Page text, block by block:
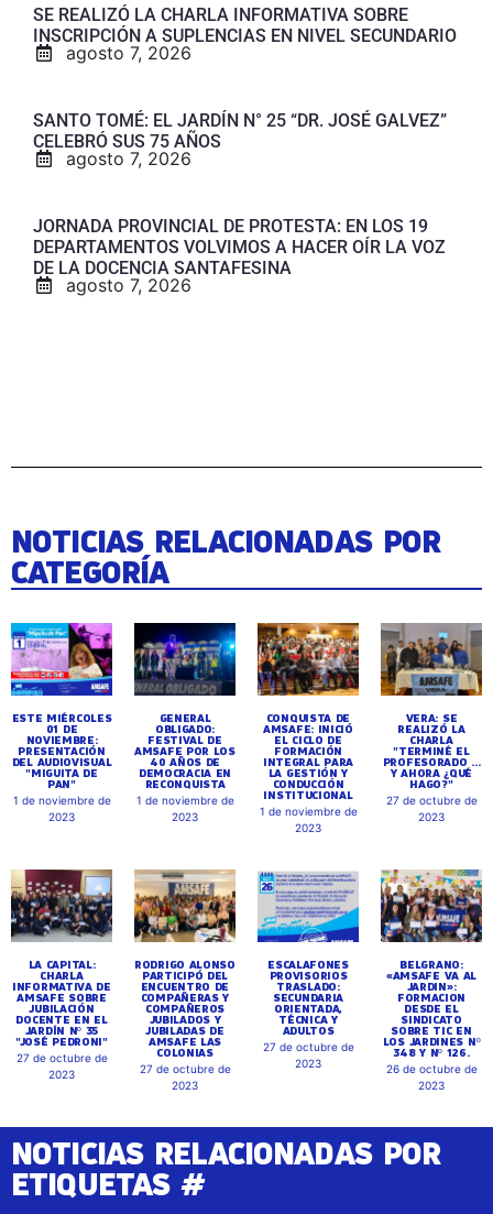
SE REALIZÓ LA CHARLA INFORMATIVA SOBRE
INSCRIPCIÓN A SUPLENCIAS EN NIVEL SECUNDARIO
agosto 7, 2026
SANTO TOMÉ: EL JARDÍN N° 25 “DR. JOSÉ GALVEZ”
CELEBRÓ SUS 75 AÑOS
agosto 7, 2026
JORNADA PROVINCIAL DE PROTESTA: EN LOS 19
DEPARTAMENTOS VOLVIMOS A HACER OÍR LA VOZ
DE LA DOCENCIA SANTAFESINA
agosto 7, 2026
NOTICIAS RELACIONADAS POR
CATEGORÍA
ESTE MIÉRCOLES
01 DE
NOVIEMBRE:
PRESENTACIÓN
DEL AUDIOVISUAL
"MIGUITA DE
PAN"
1 de noviembre de
2023
GENERAL
OBLIGADO:
FESTIVAL DE
AMSAFE POR LOS
40 AÑOS DE
DEMOCRACIA EN
RECONQUISTA
1 de noviembre de
2023
CONQUISTA DE
AMSAFE: INICIÓ
EL CICLO DE
FORMACIÓN
INTEGRAL PARA
LA GESTIÓN Y
CONDUCCIÓN
INSTITUCIONAL
1 de noviembre de
2023
VERA: SE
REALIZÓ LA
CHARLA
"TERMINÉ EL
PROFESORADO ...
Y AHORA ¿QUÉ
HAGO?"
27 de octubre de
2023
LA CAPITAL:
CHARLA
INFORMATIVA DE
AMSAFE SOBRE
JUBILACIÓN
DOCENTE EN EL
JARDÍN Nº 35
"JOSÉ PEDRONI"
27 de octubre de
2023
RODRIGO ALONSO
PARTICIPÓ DEL
ENCUENTRO DE
COMPAÑERAS Y
COMPAÑEROS
JUBILADOS Y
JUBILADAS DE
AMSAFE LAS
COLONIAS
27 de octubre de
2023
ESCALAFONES
PROVISORIOS
TRASLADO:
SECUNDARIA
ORIENTADA,
TÉCNICA Y
ADULTOS
27 de octubre de
2023
BELGRANO:
«AMSAFE VA AL
JARDIN»:
FORMACION
DESDE EL
SINDICATO
SOBRE TIC EN
LOS JARDINES Nº
348 Y Nº 126.
26 de octubre de
2023
NOTICIAS RELACIONADAS POR
ETIQUETAS #